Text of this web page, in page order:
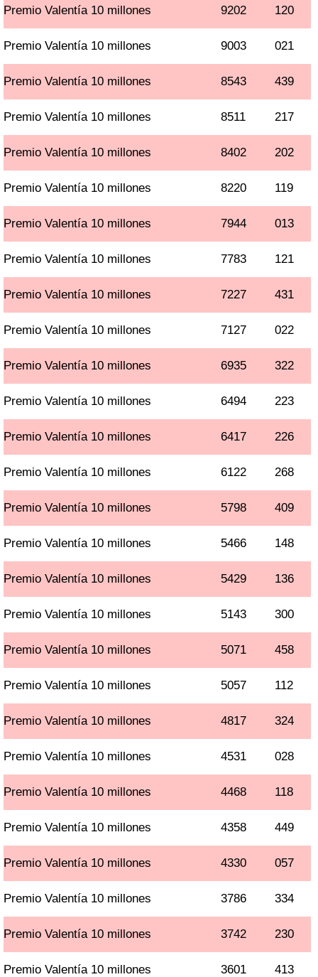
Premio Valentía 10 millones 9202 120
Premio Valentía 10 millones 9003 021
Premio Valentía 10 millones 8543 439
Premio Valentía 10 millones 8511 217
Premio Valentía 10 millones 8402 202
Premio Valentía 10 millones 8220 119
Premio Valentía 10 millones 7944 013
Premio Valentía 10 millones 7783 121
Premio Valentía 10 millones 7227 431
Premio Valentía 10 millones 7127 022
Premio Valentía 10 millones 6935 322
Premio Valentía 10 millones 6494 223
Premio Valentía 10 millones 6417 226
Premio Valentía 10 millones 6122 268
Premio Valentía 10 millones 5798 409
Premio Valentía 10 millones 5466 148
Premio Valentía 10 millones 5429 136
Premio Valentía 10 millones 5143 300
Premio Valentía 10 millones 5071 458
Premio Valentía 10 millones 5057 112
Premio Valentía 10 millones 4817 324
Premio Valentía 10 millones 4531 028
Premio Valentía 10 millones 4468 118
Premio Valentía 10 millones 4358 449
Premio Valentía 10 millones 4330 057
Premio Valentía 10 millones 3786 334
Premio Valentía 10 millones 3742 230
Premio Valentía 10 millones 3601 413